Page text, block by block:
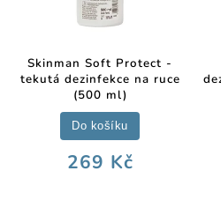
Skinman Soft Protect -
tekutá dezinfekce na ruce
(500 ml)
269 Kč
Do košíku